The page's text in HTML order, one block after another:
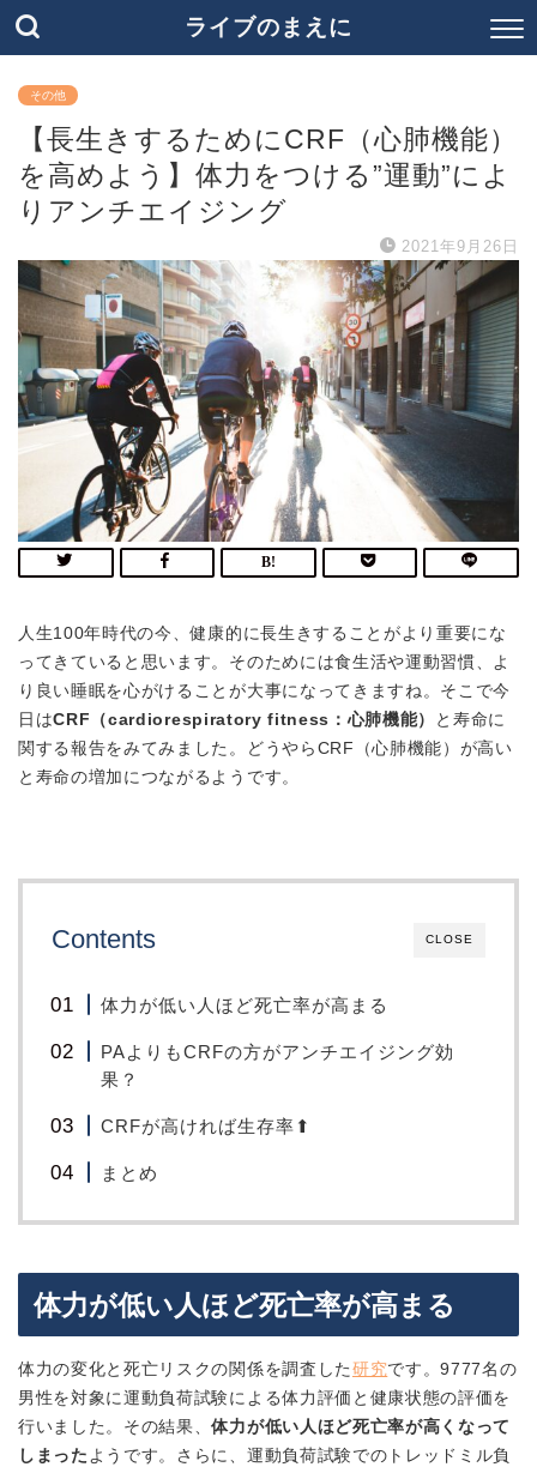
ライブのまえに
その他
【長生きするためにCRF（心肺機能）
を高めよう】体力をつける”運動”によ
りアンチエイジング
2021年9月26日
人生100年時代の今、健康的に長生きすることがより重要にな
ってきていると思います。そのためには食生活や運動習慣、よ
り良い睡眠を心がけることが大事になってきますね。そこで今
日はCRF（cardiorespiratory fitness：心肺機能）
と寿命に
関する報告をみてみました。どうやらCRF（心肺機能）が高い
と寿命の増加につながるようです。
CLOSE
Contents
体力が低い人ほど死亡率が高まる
PAよりもCRFの方がアンチエイジング効
果？
CRFが高ければ生存率⬆︎
まとめ
体力が低い人ほど死亡率が高まる
体力の変化と死亡リスクの関係を調査した 研究です。9777名の
男性を対象に運動負荷試験による体力評価と健康状態の評価を
行いました。その結果、体力が低い人ほど死亡率が高くなって
しまった ようです。さらに、運動負荷試験でのトレッドミル負